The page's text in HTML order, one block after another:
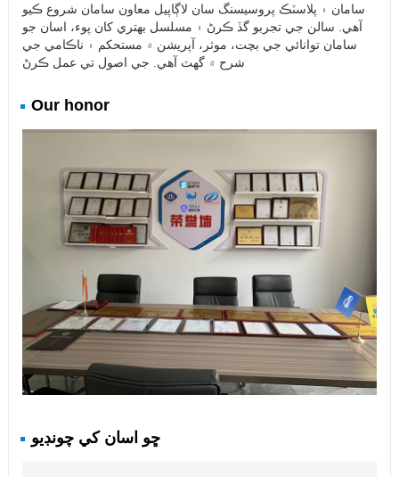
سامان ۽ پلاسٽڪ پروسيسنگ سان لاڳاپيل معاون سامان شروع ڪيو
آهي. سالن جي تجربو گڏ ڪرڻ ۽ مسلسل بهتري کان پوء، اسان جو
سامان توانائي جي بچت، موثر، آپريشن ۾ مستحکم ۽ ناڪامي جي
شرح ۾ گهٽ آهي. جي اصول تي عمل ڪرڻ
Our honor
ڇو اسان کي چونڊيو